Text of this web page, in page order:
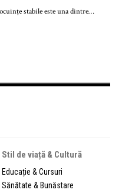
stabile este una dintre…
Stil de viață & Cultură
Educație & Cursuri
Sănătate & Bunăstare